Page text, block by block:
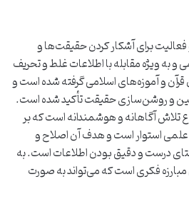
برای آشکار کردن حقیقت‌ها و
و به ویژه مقابله با اطلاعات غلط و تحریف
و آموزه‌های اسلامی گرفته شده است و
و روشن‌سازی حقیقت تأکید شده است.
تلاش آگاهانه و هوشمندانه است که بر
استوار است و هدف آن اصلاح و
درست و دقیق بودن اطلاعات است. به
مبارزه فکری است که می‌تواند به صورت